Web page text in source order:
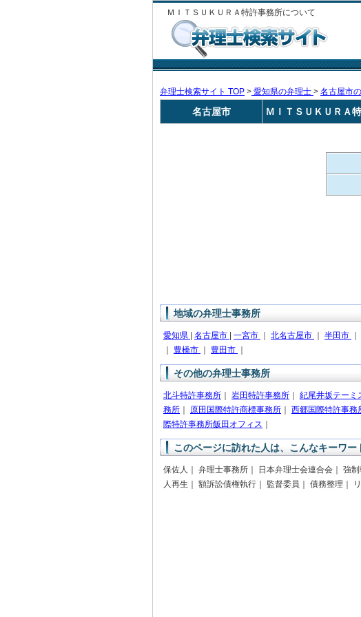
ＭＩＴＳＵＫＵＲＡ特許事務所について
弁理士検索サイト TOP > 愛知県の弁理士 > 名古屋市
名古屋市 ＭＩＴＳＵＫＵＲＡ
地域の弁理士事務所
愛知県 名古屋市 一宮市 北名古屋市 半田市
豊橋市 豊田市
その他の弁理士事務所
北斗特許事務所 岩田特許事務所 紀尾井坂テーミ
務所
原田国際特許商標事務所 西郷国際特許事務
際特許事務所飯田オフィス
このページに訪れた人は、こんなキーワー
保佐人｜ 弁理士事務所｜ 日本弁理士会連合会｜ 強
人再生｜ 額訴訟債権執行｜ 監督委員｜ 債務整理｜ リ